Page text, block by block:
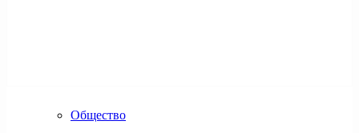
Общество